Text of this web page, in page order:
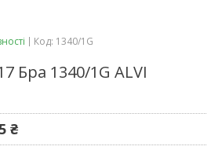
Код: 1340/1G
Бра 1340/1G ALVI
₴